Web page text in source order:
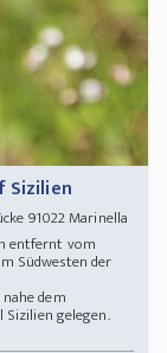
Sizilien
91022 Marinella
entfernt vom
Südwesten der
dem
gelegen.